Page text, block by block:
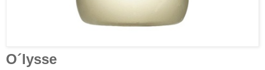
O´lysse